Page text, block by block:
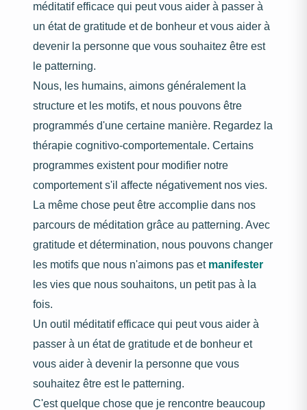
méditatif efficace qui peut vous aider à passer à
un état de gratitude et de bonheur et vous aider à
devenir la personne que vous souhaitez être est
le patterning.
Nous, les humains, aimons généralement la
structure et les motifs, et nous pouvons être
programmés d'une certaine manière. Regardez la
thérapie cognitivo-comportementale. Certains
programmes existent pour modifier notre
comportement s'il affecte négativement nos vies.
La même chose peut être accomplie dans nos
parcours de méditation grâce au patterning. Avec
gratitude et détermination, nous pouvons changer
les motifs que nous n'aimons pas et manifester
les vies que nous souhaitons, un petit pas à la
fois.
Un outil méditatif efficace qui peut vous aider à
passer à un état de gratitude et de bonheur et
vous aider à devenir la personne que vous
souhaitez être est le patterning.
C'est quelque chose que je rencontre beaucoup